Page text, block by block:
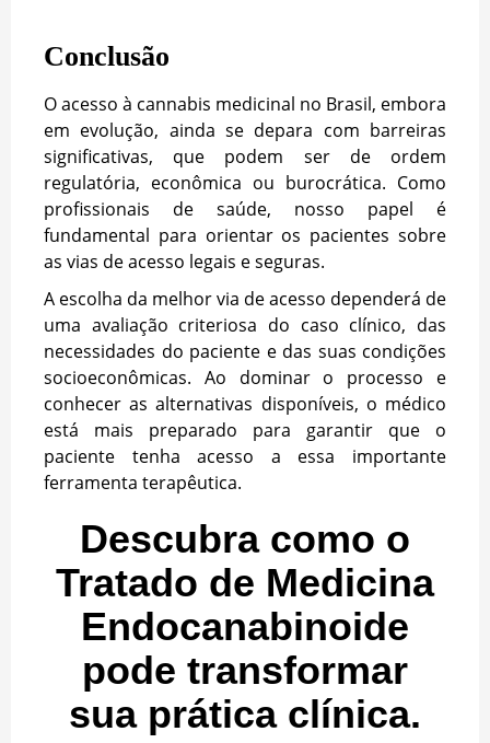
Conclusão
O acesso à cannabis medicinal no Brasil, embora
em evolução, ainda se depara com barreiras
significativas, que podem ser de ordem
regulatória, econômica ou burocrática. Como
profissionais de saúde, nosso papel é
fundamental para orientar os pacientes sobre
as vias de acesso legais e seguras.
A escolha da melhor via de acesso dependerá de
uma avaliação criteriosa do caso clínico, das
necessidades do paciente e das suas condições
socioeconômicas. Ao dominar o processo e
conhecer as alternativas disponíveis, o médico
está mais preparado para garantir que o
paciente tenha acesso a essa importante
ferramenta terapêutica.
Descubra como o
Tratado de Medicina
Endocanabinoide
pode transformar
sua prática clínica.